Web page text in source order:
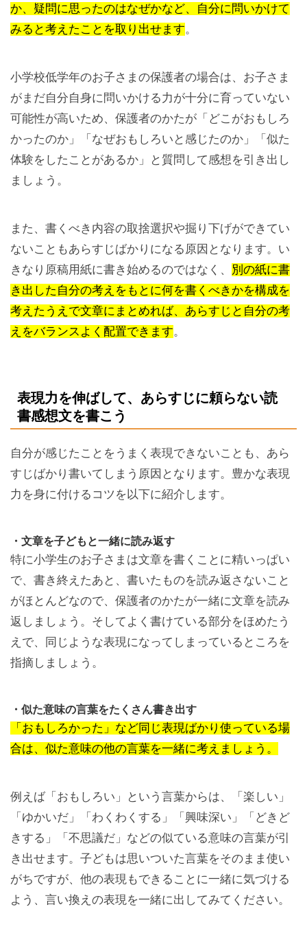
か、疑問に思ったのはなぜかなど、自分に問いかけて
みると考えたことを取り出せます。
小学校低学年のお子さまの保護者の場合は、お子さま
がまだ自分自身に問いかける力が十分に育っていない
可能性が高いため、保護者のかたが「どこがおもしろ
かったのか」「なぜおもしろいと感じたのか」「似た
体験をしたことがあるか」と質問して感想を引き出し
ましょう。
また、書くべき内容の取捨選択や掘り下げができてい
ないこともあらすじばかりになる原因となります。い
きなり原稿用紙に書き始めるのではなく、
別の紙に書
き出した自分の考えをもとに何を書くべきかを構成を
考えたうえで文章にまとめれば、あらすじと自分の考
えをバランスよく配置できます。
表現力を伸ばして、あらすじに頼らない読
書感想文を書こう
自分が感じたことをうまく表現できないことも、あら
すじばかり書いてしまう原因となります。豊かな表現
力を身に付けるコツを以下に紹介します。
・文章を子どもと一緒に読み返す
特に小学生のお子さまは文章を書くことに精いっぱい
で、書き終えたあと、書いたものを読み返さないこと
がほとんどなので、保護者のかたが一緒に文章を読み
返しましょう。そしてよく書けている部分をほめたう
えで、同じような表現になってしまっているところを
指摘しましょう。
・似た意味の言葉をたくさん書き出す
「おもしろかった」など同じ表現ばかり使っている場
合は、似た意味の他の言葉を一緒に考えましょう。
例えば「おもしろい」という言葉からは、「楽しい」
「ゆかいだ」「わくわくする」「興味深い」「どきど
きする」「不思議だ」などの似ている意味の言葉が引
き出せます。子どもは思いついた言葉をそのまま使い
がちですが、他の表現もできることに一緒に気づける
よう、言い換えの表現を一緒に出してみてください。